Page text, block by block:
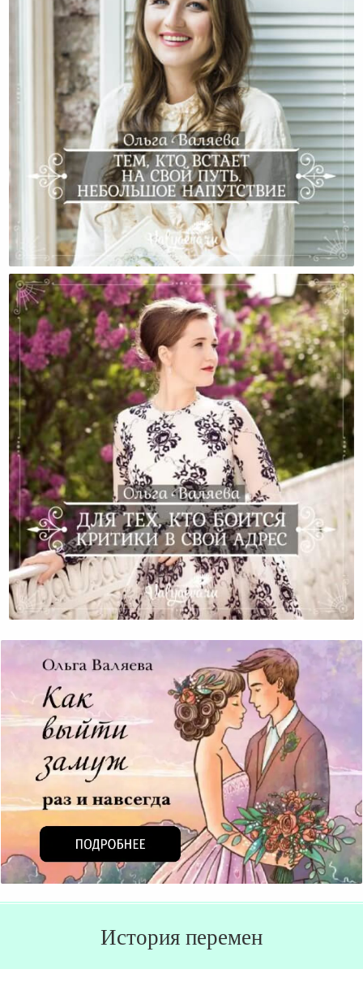
Тем, Кто Встает На Свой Путь. Небольшое
Напутствие
Для Тех, Кто Боится Критики В Свой Адрес
История перемен